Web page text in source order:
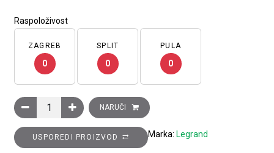
Raspoloživost
ZAGREB
0
SPLIT
0
PULA
0
Pribor za spajanje 2 standardna komunikacijska ormara
NARUČI
USPOREDI PROIZVOD Marka: Legrand